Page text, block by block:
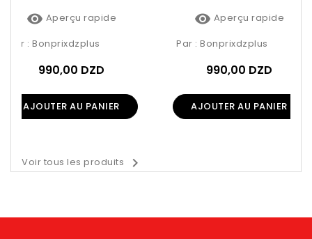
 Aperçu rapide
Par : Bonprixdzplus
990,00 DZD
AJOUTER AU PANIER
 Aperçu rapide
Par : Bonprixdzplus
990,00 DZD
AJOUTER AU PANIER
Voir tous les produits 